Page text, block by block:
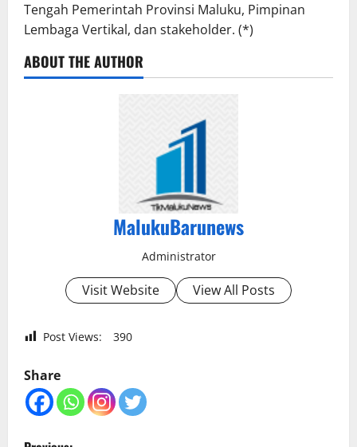
Tengah Pemerintah Provinsi Maluku, Pimpinan
Lembaga Vertikal, dan stakeholder. (*)
ABOUT THE AUTHOR
MalukuBarunews
Administrator
Visit Website View All Posts
Post Views: 390
Share